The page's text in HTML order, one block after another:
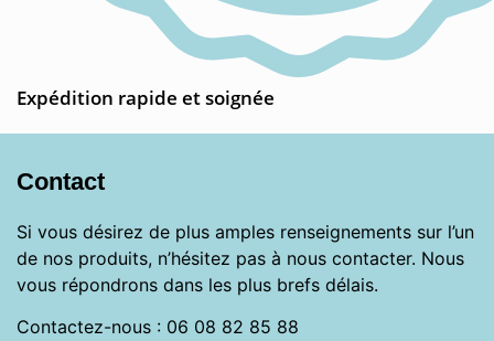
Expédition rapide et soignée
Contact
Si vous désirez de plus amples renseignements sur l’un
de nos produits, n’hésitez pas à nous contacter. Nous
vous répondrons dans les plus brefs délais.
Contactez-nous : 06 08 82 85 88